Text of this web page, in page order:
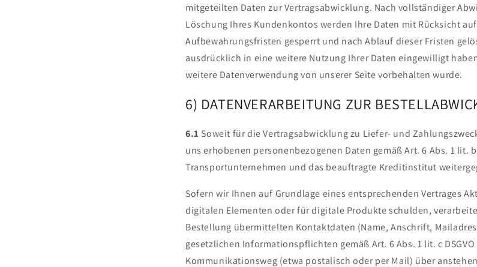
mitgeteilten Daten zur Vertragsabwicklung. Nach vollständiger
Löschung Ihres Kundenkontos werden Ihre Daten mit Rücksicht
Aufbewahrungsfristen gesperrt und nach Ablauf dieser Fristen
ausdrücklich in eine weitere Nutzung Ihrer Daten eingewilligt
weitere Datenverwendung von unserer Seite vorbehalten wurde.
6) DATENVERARBEITUNG ZUR
6.1 Soweit für die Vertragsabwicklung zu Liefer- und
uns erhobenen personenbezogenen Daten gemäß Art. 6 Abs. 1 lit.
Transportunternehmen und das beauftragte Kreditinstitut
Sofern wir Ihnen auf Grundlage eines entsprechenden Vertrages
digitalen Elementen oder für digitale Produkte schulden,
Bestellung übermittelten Kontaktdaten (Name, Anschrift,
gesetzlichen Informationspflichten gemäß Art. 6 Abs. 1 lit. c
Kommunikationsweg (etwa postalisch oder per Mail) über